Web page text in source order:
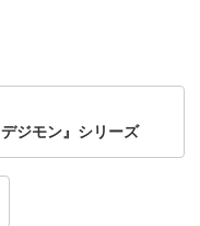
ジモン』シリーズ